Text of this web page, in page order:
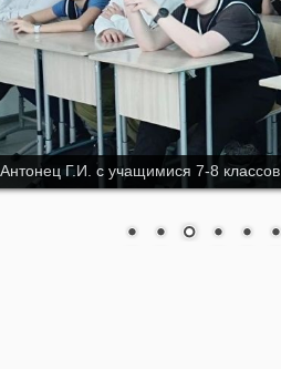
Антонец Г.И. с учащимися 7-8 классов